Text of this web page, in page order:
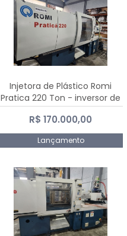
Injetora de Plástico Romi
Pratica 220 Ton - inversor de
frequência NR 12
R$ 170.000,00
Lançamento